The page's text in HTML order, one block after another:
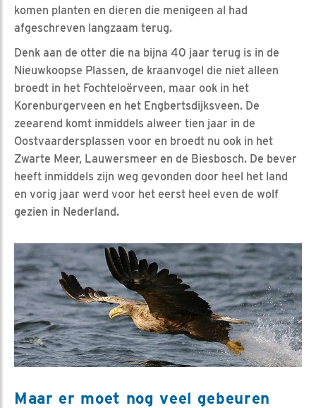
komen planten en dieren die menigeen al had
afgeschreven langzaam terug.
Denk aan de otter die na bijna 40 jaar terug is in de
Nieuwkoopse Plassen, de kraanvogel die niet alleen
broedt in het Fochteloërveen, maar ook in het
Korenburgerveen en het Engbertsdijksveen. De
zeearend komt inmiddels alweer tien jaar in de
Oostvaardersplassen voor en broedt nu ook in het
Zwarte Meer, Lauwersmeer en de Biesbosch. De bever
heeft inmiddels zijn weg gevonden door heel het land
en vorig jaar werd voor het eerst heel even de wolf
gezien in Nederland.
Maar er moet nog veel gebeuren